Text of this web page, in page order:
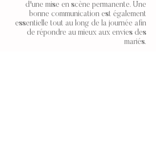
d'une mise en scène permanente. Une
bonne communication est également
essentielle tout au long de la journée afin
de répondre au mieux aux envies des
mariés.